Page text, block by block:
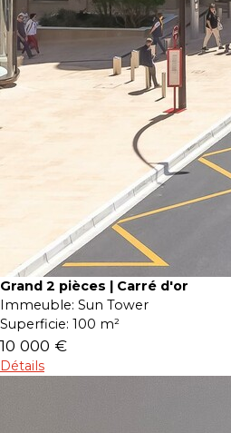
Grand 2 pièces | Carré d'or
Immeuble: Sun Tower
Superficie: 100 m²
10 000 €
Détails